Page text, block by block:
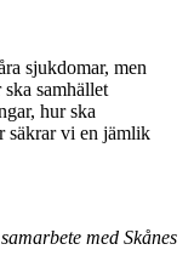
sjukdomar, men
samhället
hur ska
säkrar vi en jämlik
med Skånes